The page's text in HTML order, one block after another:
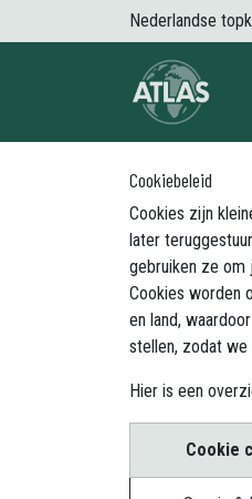
Overslaan naar inhoudNederlandse
Cookiebeleid
Cookies zijn
later
gebruiken ze
Cookies worden
en land,
stellen, zodat we
Hier is een
Cookie